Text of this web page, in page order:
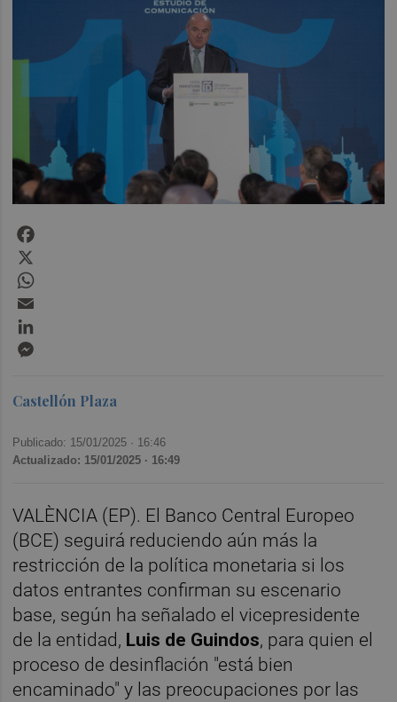
Castellón Plaza
Publicado: 15/01/2025 · 16:46
Actualizado: 15/01/2025 · 16:49
VALÈNCIA (EP). El Banco Central Europeo
(BCE) seguirá reduciendo aún más la
restricción de la política monetaria si los
datos entrantes confirman su escenario
base, según ha señalado el vicepresidente
de la entidad, Luis de Guindos, para quien el
proceso de desinflación "está bien
encaminado" y las preocupaciones por las